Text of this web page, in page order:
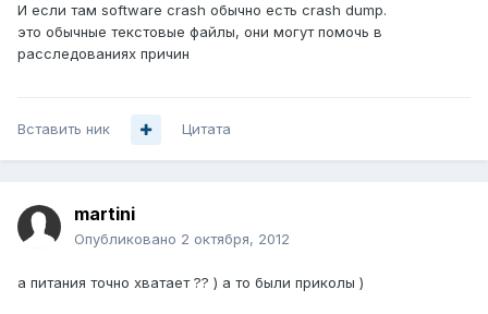
И если там software crash обычно есть crash dump.
это обычные текстовые файлы, они могут помочь в
расследованиях причин
Вставить ник Цитата
martini
Опубликовано 2 октября, 2012
а питания точно хватает ?? ) а то были приколы )